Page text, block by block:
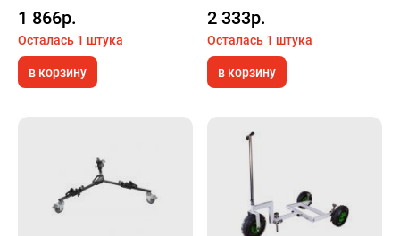
1 866р.
Осталась 1 штука
в корзину
2 333р.
Осталась 1 штука
в корзину